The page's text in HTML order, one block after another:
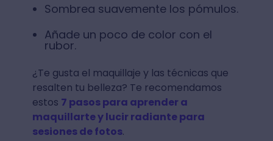
Sombrea suavemente los pómulos.
Añade un poco de color con el
rubor.
¿Te gusta el maquillaje y las técnicas que
resalten tu belleza? Te recomendamos
estos 7 pasos para aprender a
maquillarte y lucir radiante para
sesiones de fotos.